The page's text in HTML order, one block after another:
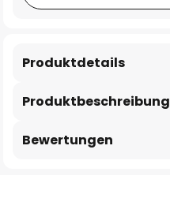
Produktbeschreibung
Produktdetails
Bewertungen